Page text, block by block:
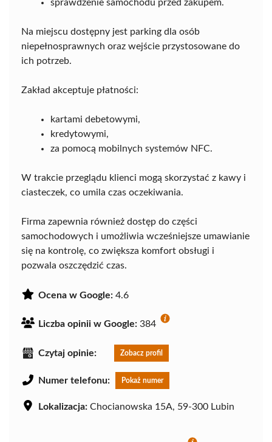
sprawdzenie samochodu przed zakupem.
Na miejscu dostępny jest parking dla osób
niepełnosprawnych oraz wejście przystosowane do
ich potrzeb.
Zakład akceptuje płatności:
kartami debetowymi,
kredytowymi,
za pomocą mobilnych systemów NFC.
W trakcie przeglądu klienci mogą skorzystać z kawy i
ciasteczek, co umila czas oczekiwania.
Firma zapewnia również dostęp do części
samochodowych i umożliwia wcześniejsze umawianie
się na kontrolę, co zwiększa komfort obsługi i
pozwala oszczędzić czas.
Ocena w Google: 4.6
Liczba opinii w Google: 384
Czytaj opinie: Zobacz profil
Numer telefonu: Pokaż numer
Lokalizacja: Chocianowska 15A, 59-300 Lubin